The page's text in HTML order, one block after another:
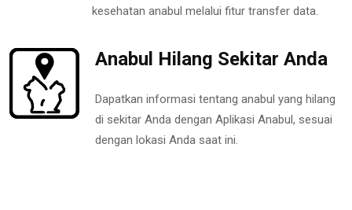
kesehatan anabul melalui fitur transfer data.
Anabul Hilang Sekitar Anda
Dapatkan informasi tentang anabul yang hilang
di sekitar Anda dengan Aplikasi Anabul, sesuai
dengan lokasi Anda saat ini.